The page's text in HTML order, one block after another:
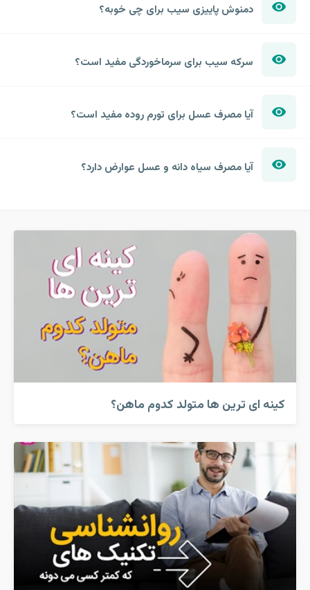
دمنوش پاییزی سیب برای چی خوبه؟
سرکه سیب برای سرماخوردگی مفید است؟
آیا مصرف عسل برای تورم روده مفید است؟
آیا مصرف سیاه دانه و عسل عوارض دارد؟
کینه ای ترین ها متولد کدوم ماهن؟